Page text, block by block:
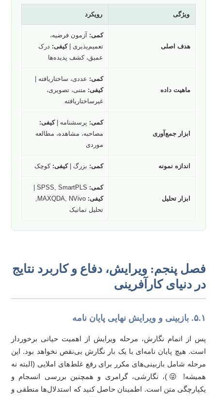
ویژگی رویکرد
هدف اصلی
آزمون فرضیه،
تعمیم‌پذیری | کیفی:درک
عمیق، کشف پدیده‌ها
ماهیت داده
عددی، ساختاریافته |
کیفی:متنی، تصویری،
غیرساختاریافته
ابزار جمع‌آوری
پرسشنامه |کیفی:
مصاحبه، مشاهده، مطالعه
موردی
اندازه نمونه بزرگ | کیفی:کوچک
ابزار تحلیل
SPSS, SmartPLS |
کیفی:
MAXQDA, NVivo,
تحلیل تماتیک
پنجم: ویرایش، دفاع و کاربرد نتایج
دنیای کارآفرینی
از اتمام نگارش، مرحله ویرایش از اهمیت حیاتی برخوردار
هیچ پایان نامه‌ای با یک بار نگارش بی‌نقص نخواهد بود. این
شامل بازبینی‌های مکرر برای رفع غلط‌های املایی (البته نه
😜)، نگارشی، گرامری و همچنین بررسی انسجام و
متن است. اطمینان حاصل کنید که استدلال‌ها منطقی و